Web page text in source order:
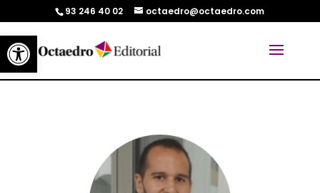
Abrir barra de herramientas
93 246 40 02 octaedro@octaedro.com